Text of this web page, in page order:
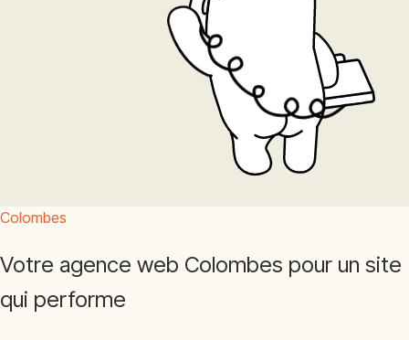
Colombes
Votre agence web Colombes pour un site
qui performe